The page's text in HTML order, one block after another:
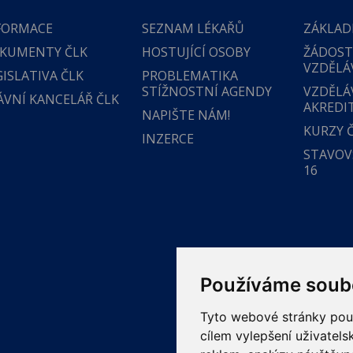
Používáme
Tyto webové stránky
cílem vylepšení
ČLK
ČLK
KANCELÁŘ ČLK
SEZNAM LÉKAŘŮ
HOSTUJÍCÍ OSOBY
PROBLEMATIKA
STÍŽNOSTNÍ AGENDY
NAPIŠTE NÁM!
INZERCE
KURZY
16